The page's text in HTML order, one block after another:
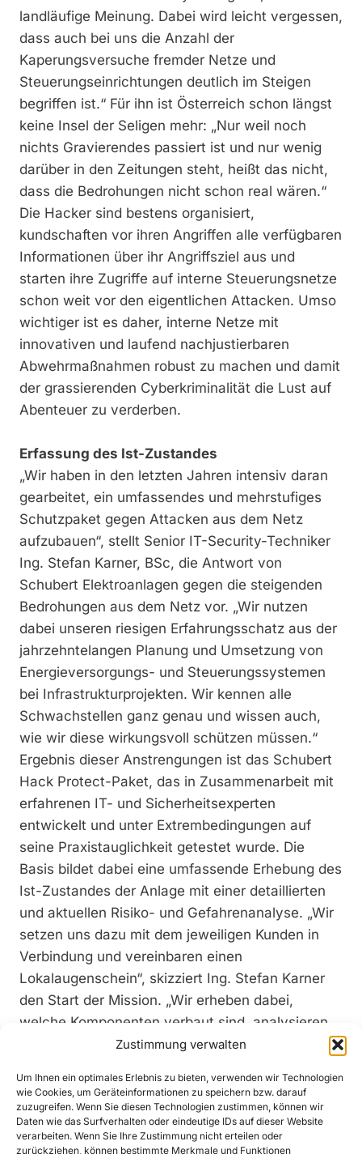
Zustimmung verwalten
Um Ihnen ein optimales Erlebnis zu bieten, verwenden wir Technologien
wie Cookies, um Geräteinformationen zu speichern bzw. darauf
zuzugreifen. Wenn Sie diesen Technologien zustimmen, können wir
Daten wie das Surfverhalten oder eindeutige IDs auf dieser Website
verarbeiten. Wenn Sie Ihre Zustimmung nicht erteilen oder
zurückziehen, können bestimmte Merkmale und Funktionen
landläufige Meinung. Dabei wird leicht vergessen,
dass auch bei uns die Anzahl der
Kaperungsversuche fremder Netze und
Steuerungseinrichtungen deutlich im Steigen
begriffen ist.“ Für ihn ist Österreich schon längst
keine Insel der Seligen mehr: „Nur weil noch
nichts Gravierendes passiert ist und nur wenig
darüber in den Zeitungen steht, heißt das nicht,
dass die Bedrohungen nicht schon real wären.“
Die Hacker sind bestens organisiert,
kundschaften vor ihren Angriffen alle verfügbaren
Informationen über ihr Angriffsziel aus und
starten ihre Zugriffe auf interne Steuerungsnetze
schon weit vor den eigentlichen Attacken. Umso
wichtiger ist es daher, interne Netze mit
innovativen und laufend nachjustierbaren
Abwehrmaßnahmen robust zu machen und damit
der grassierenden Cyberkriminalität die Lust auf
Abenteuer zu verderben.
Erfassung des Ist-Zustandes
„Wir haben in den letzten Jahren intensiv daran
gearbeitet, ein umfassendes und mehrstufiges
Schutzpaket gegen Attacken aus dem Netz
aufzubauen“, stellt Senior IT-Security-­Techniker
Ing. Stefan Karner, BSc, die Antwort von
Schubert Elektroanlagen gegen die steigenden
Bedrohungen aus dem Netz vor. „Wir nutzen
dabei unseren riesigen ­Erfahrungsschatz aus der
jahrzehntelangen Planung und Umsetzung von
Energieversorgungs- und Steuerungssystemen
bei Infra­strukturprojekten. Wir kennen alle
Schwachstellen ganz genau und wissen auch,
wie wir diese wirkungsvoll schützen müssen.“
Ergebnis dieser Anstrengungen ist das Schubert
Hack Protect-Paket, das in Zusammenarbeit mit
erfahrenen IT- und Sicherheitsexperten
entwickelt und unter Extrembedingungen auf
seine Praxistauglichkeit getestet wurde. Die
Basis bildet dabei eine umfassende Erhebung des
Ist-Zustandes der Anlage mit einer detaillierten
und aktuellen Risiko- und Gefahrenanalyse. „Wir
setzen uns dazu mit dem jeweiligen Kunden in
Verbindung und vereinbaren einen
Lokalaugenschein“, skizziert Ing. Stefan Karner
den Start der Mission. „Wir erheben dabei,
welche Komponenten verbaut sind, analysieren
die Netzwerkstruktur und leiten daraus alle
Cyberspace als auch aus der realen Welt ab.
Daraus ergibt sich dann, welcher individuelle
Schutzbedarf gegeben ist.“ Im nachfolgenden